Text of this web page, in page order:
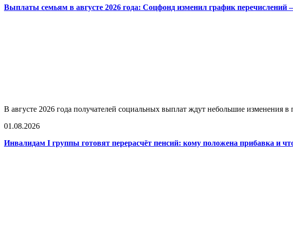
Выплаты семьям в августе 2026 года: Соцфонд изменил график перечислений
В августе 2026 года получателей социальных выплат ждут небольшие
01.08.2026
Инвалидам I группы готовят перерасчёт пенсий: кому положена прибавка и